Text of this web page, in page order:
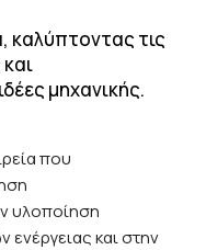
καλύπτοντας τις
μηχανικής.
που
υλοποίηση
και στην